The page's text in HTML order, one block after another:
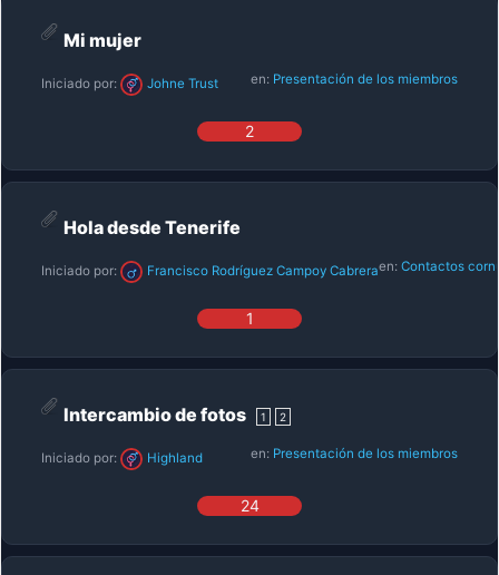
Mi mujer
Iniciado por: Johne Trust en: Presentación de los miembros
2
Hola desde Tenerife
Iniciado por: Francisco Rodríguez Campoy Cabreraen: Contactos
1
Intercambio de fotos 1 2
Iniciado por: Highland en: Presentación de los miembros
24